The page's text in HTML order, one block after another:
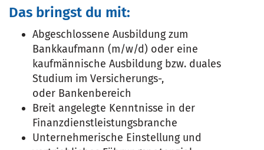
Das bringst du mit:
Abgeschlossene Ausbildung zum
Bankkaufmann (m/w/d) oder eine
kaufmännische Ausbildung bzw. duales
Studium im Versicherungs-,
oder Bankenbereich
Breit angelegte Kenntnisse in der
Finanzdienstleistungsbranche
Unternehmerische Einstellung und